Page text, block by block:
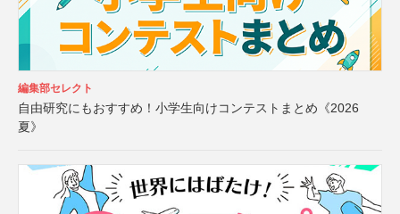
編集部セレクト
自由研究にもおすすめ！小学生向けコンテストまとめ《2026
夏》